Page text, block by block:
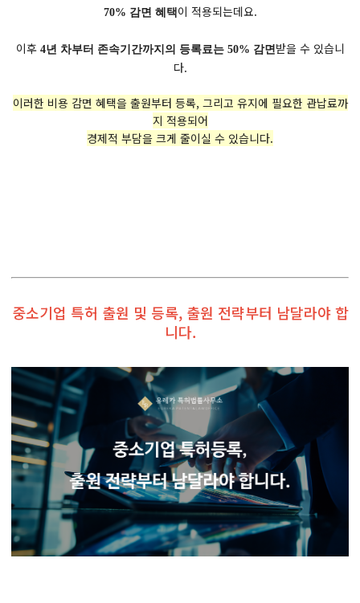
70% 감면 혜택 이 적용되는데요.
이후 4년 차부터 존속기간까지의 등록료는 50% 감면 받을 수 있습니
다.
이러한 비용 감면 혜택을 출원부터 등록, 그리고 유지에 필요한 관납료까
지 적용되어
경제적 부담을 크게 줄이실 수 있습니다.
중소기업 특허 출원 및 등록, 출원 전략부터 남달라야 합
니다.